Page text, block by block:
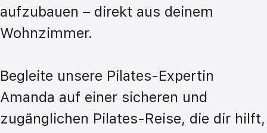
aufzubauen – direkt aus deinem
Wohnzimmer.
Begleite unsere Pilates-Expertin
Amanda auf einer sicheren und
zugänglichen Pilates-Reise, die dir hilft,